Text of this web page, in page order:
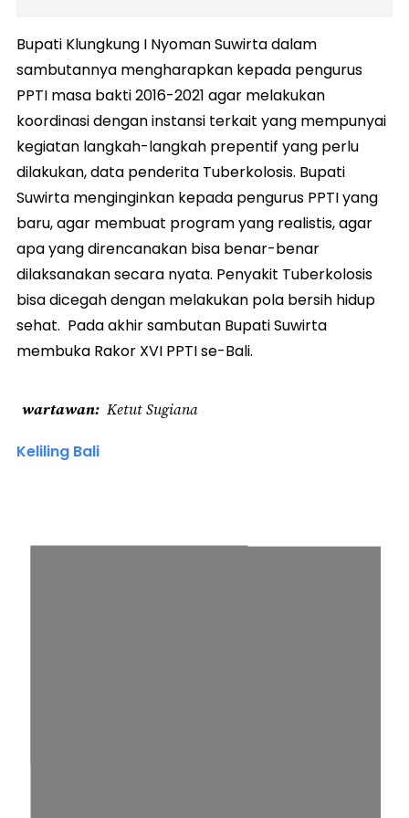
Bupati Klungkung I Nyoman Suwirta dalam
sambutannya mengharapkan kepada pengurus
PPTI masa bakti 2016-2021 agar melakukan
koordinasi dengan instansi terkait yang mempunyai
kegiatan langkah-langkah prepentif yang perlu
dilakukan, data penderita Tuberkolosis. Bupati
Suwirta menginginkan kepada pengurus PPTI yang
baru, agar membuat program yang realistis, agar
apa yang direncanakan bisa benar-benar
dilaksanakan secara nyata. Penyakit Tuberkolosis
bisa dicegah dengan melakukan pola bersih hidup
sehat. Pada akhir sambutan Bupati Suwirta
membuka Rakor XVI PPTI se-Bali.
wartawan Ketut Sugiana
Keliling Bali